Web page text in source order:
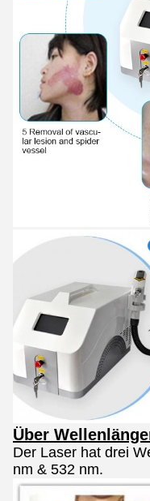
Über
Der Laser hat drei
nm & 532 nm.